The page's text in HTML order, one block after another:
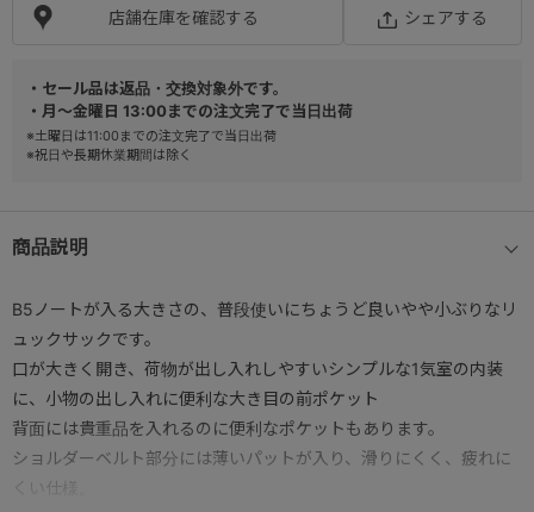
・セール品は返品・交換対象外です。
・月～金曜日 13:00までの注文完了で当日出荷
※土曜日は11:00までの注文完了で当日出荷
※祝日や長期休業期間は除く
商品説明
B5ノートが入る大きさの、普段使いにちょうど良いやや小ぶりなリ
ュックサックです。
口が大きく開き、荷物が出し入れしやすいシンプルな1気室の内装
に、小物の出し入れに便利な大き目の前ポケット
背面には貴重品を入れるのに便利なポケットもあります。
ショルダーベルト部分には薄いパットが入り、滑りにくく、疲れに
くい仕様。
店舗在庫を確認する シェアする